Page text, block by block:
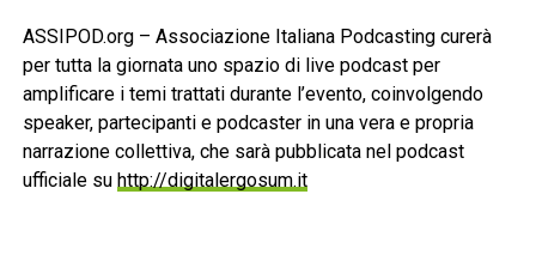
ASSIPOD.org – Associazione Italiana Podcasting curerà
per tutta la giornata uno spazio di live podcast per
amplificare i temi trattati durante l’evento, coinvolgendo
speaker, partecipanti e podcaster in una vera e propria
narrazione collettiva, che sarà pubblicata nel podcast
ufficiale su http://digitalergosum.it